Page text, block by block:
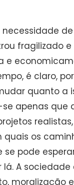
fragilizado
e
é claro,
quanto a
se apenas que
os
se pode
A sociedade
moralização